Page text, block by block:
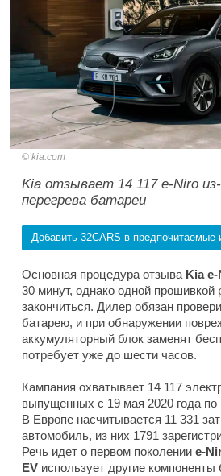
kia.com
Kia отзывает 14 117 e-Niro из-
перегрева батареи
Добавить 32CARS в предпочитаемые
Основная процедура отзыва Kia
30 минут, однако одной прошивкой
закончиться. Дилер обязан
батарею, и при обнаружении
аккумуляторный блок заменят
потребует уже до шести часов.
Кампания охватывает 14 117
выпущенных с 19 мая 2020 года по
В Европе насчитывается 11 331
автомобиль, из них 1791
Речь идет о первом поколении e-
EV использует другие компоненты